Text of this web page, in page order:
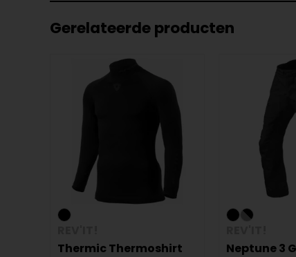
Gerelateerde producten
Thermic Thermoshirt
Neptune 3